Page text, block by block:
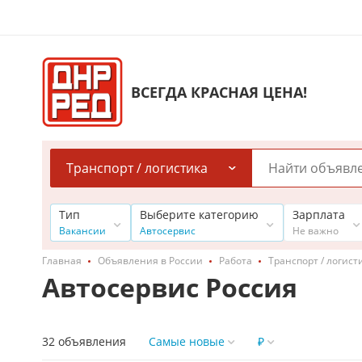
ВСЕГДА КРАСНАЯ ЦЕНА!
Транспорт / логистика
Тип
Вакансии
Выберите категорию
Автосервис
Зарплата
Не важно
Главная Объявления в России Работа Транспорт /
Автосервис Россия
32 объявления Самые новые ₽